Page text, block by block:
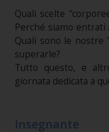
Quali scelte
Perché siamo
Quali sono le nostre
superarle?
Tutto questo, e
giornata dedicata a
Insegnante